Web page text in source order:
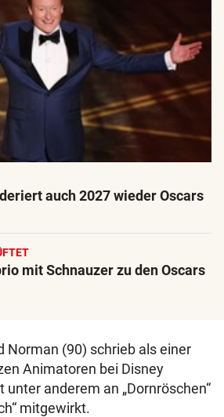
auch 2027 wieder Oscars
mit Schnauzer zu den Oscars
Norman (90) schrieb als einer
Animatoren bei Disney
unter anderem an „Dornröschen“
mitgewirkt.